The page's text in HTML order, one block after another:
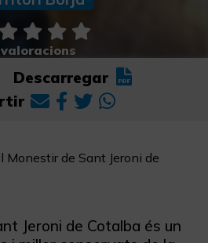
Descarregar
de Sant Jeroni de
Jeroni de Cotalba és un